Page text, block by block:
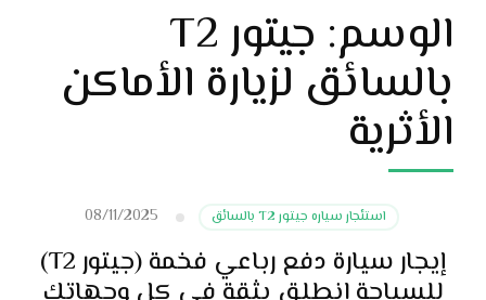
الوسم: جيتور T2
بالسائق لزيارة الأماكن
الأثرية
استئجار سياره جيتور T2 بالسائق 08/11/2025
إيجار سيارة دفع رباعي فخمة (جيتور T2)